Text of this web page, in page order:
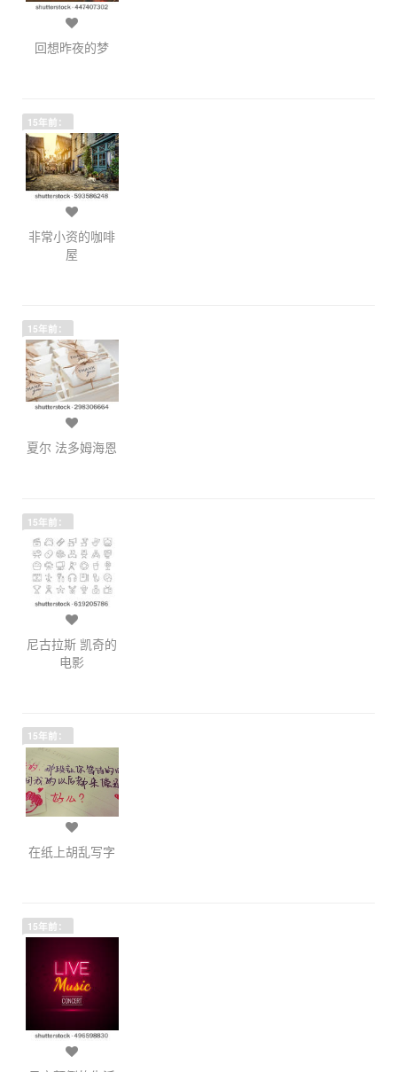
回想昨夜的梦
15年前：
非常小资的咖啡
屋
15年前：
夏尔 法多姆海恩
15年前：
尼古拉斯 凯奇的
电影
15年前：
在纸上胡乱写字
15年前：